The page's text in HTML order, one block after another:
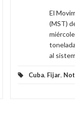
El
(MST)
al
Cuba, Fijar,